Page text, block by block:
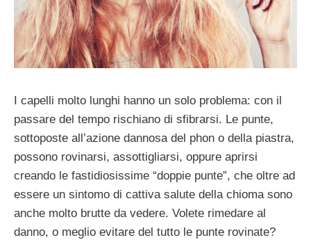
I capelli molto lunghi hanno un solo problema: con il
passare del tempo rischiano di sfibrarsi. Le punte,
sottoposte all’azione dannosa del phon o della piastra,
possono rovinarsi, assottigliarsi, oppure aprirsi
creando le fastidiosissime “doppie punte”, che oltre ad
essere un sintomo di cattiva salute della chioma sono
anche molto brutte da vedere. Volete rimedare al
danno, o meglio evitare del tutto le punte rovinate?